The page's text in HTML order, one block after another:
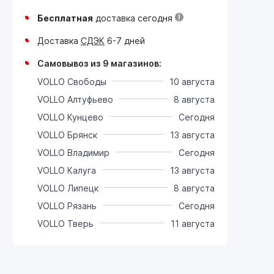
Бесплатная доставка сегодня
Доставка СДЭК 6-7 дней
Самовывоз из 9 магазинов:
VOLLO Свободы
10 августа
VOLLO Алтуфьево
8 августа
VOLLO Кунцево
Сегодня
VOLLO Брянск
13 августа
VOLLO Владимир
Сегодня
VOLLO Калуга
13 августа
VOLLO Липецк
8 августа
VOLLO Рязань
Сегодня
VOLLO Тверь
11 августа